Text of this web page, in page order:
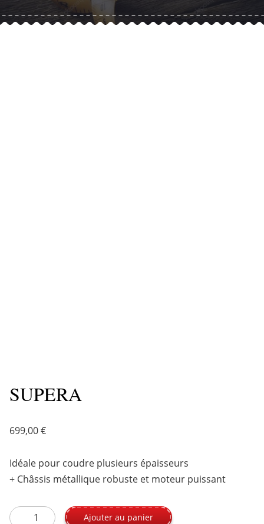
SUPERA
699,00€
Idéale pour coudre plusieurs épaisseurs
+ Châssis métallique robuste et moteur puissant
quantité de SUPERAAjouter au panier